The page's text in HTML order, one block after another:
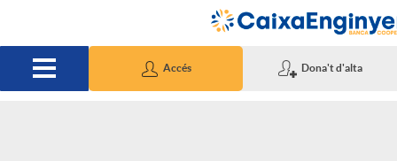
Accés Dona't d'alta